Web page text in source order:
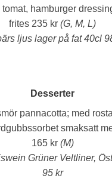
hamburger
frites 235 kr (G, M, L)
ljus lager på fat 40cl
Desserter
pannacotta; med
smaksatt
165 kr (M)
Grüner Veltliner,
95 kr